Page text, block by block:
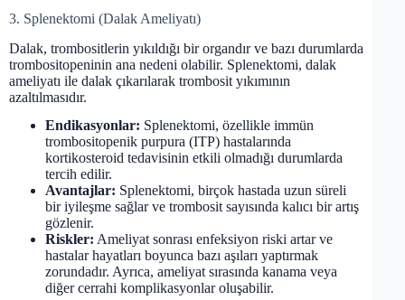
3. Splenektomi (Dalak Ameliyatı)
Dalak, trombositlerin yıkıldığı bir organdır ve bazı durumlarda
trombositopeninin ana nedeni olabilir. Splenektomi, dalak
ameliyatı ile dalak çıkarılarak trombosit yıkımının
azaltılmasıdır.
Endikasyonlar: Splenektomi, özellikle immün
trombositopenik purpura (ITP) hastalarında
kortikosteroid tedavisinin etkili olmadığı durumlarda
tercih edilir.
Avantajlar: Splenektomi, birçok hastada uzun süreli
bir iyileşme sağlar ve trombosit sayısında kalıcı bir artış
gözlenir.
Riskler: Ameliyat sonrası enfeksiyon riski artar ve
hastalar hayatları boyunca bazı aşıları yaptırmak
zorundadır. Ayrıca, ameliyat sırasında kanama veya
diğer cerrahi komplikasyonlar oluşabilir.